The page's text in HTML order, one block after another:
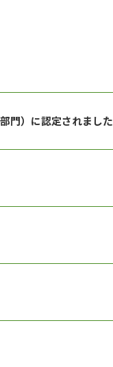
門）に認定されました